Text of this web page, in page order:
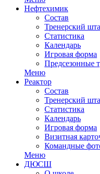
Нефтехимик
Состав
Тренерский
Статистика
Календарь
Игровая форма
Предсезонные
Меню
Реактор
Состав
Тренерский
Статистика
Календарь
Игровая форма
Визитная
Командные
Меню
ДЮСШ